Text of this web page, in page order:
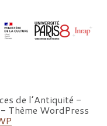
de l’Antiquité -
Thème WordPress